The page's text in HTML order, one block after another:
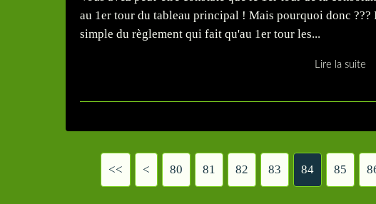
au 1er tour du tableau principal ! Mais pourquoi donc
simple du règlement qui fait qu'au 1er tour les...
Lire la suite
<< < 10
20
30
40
50
60
70
80 81 82 83 84 85